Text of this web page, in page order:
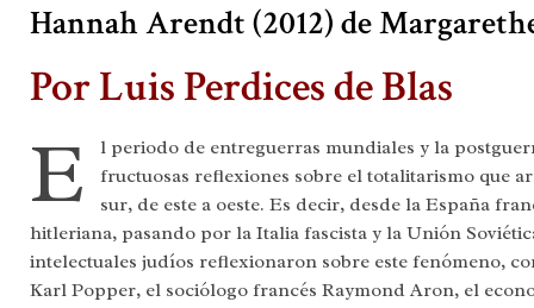
Hannah Arendt (2012) de
Por Luis Perdices de Blas
E
l periodo de entreguerras mundiales y la
fructuosas reflexiones sobre el totalitarismo que
sur, de este a oeste. Es decir, desde la España
hitleriana, pasando por la Italia fascista y la Unión
intelectuales judíos reflexionaron sobre este fenómeno,
Karl Popper, el sociólogo francés Raymond Aron, el